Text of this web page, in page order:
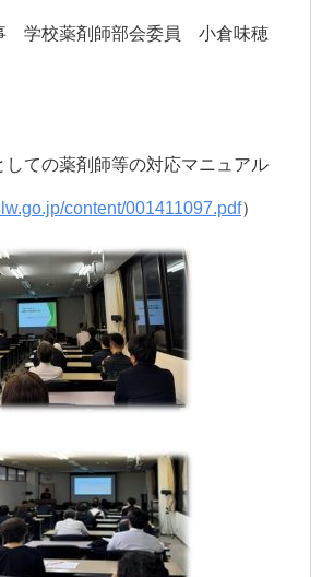
学校薬剤師部会委員 小倉味穂
しての薬剤師等の対応マニュアル
content/001411097.pdf）